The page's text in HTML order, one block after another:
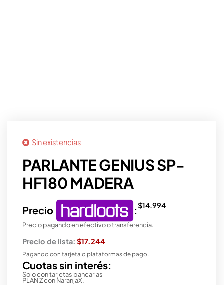
Sin existencias
PARLANTE GENIUS SP-
HF180 MADERA
Precio :$14.994
Precio pagando en efectivo o transferencia.
Precio de lista: $17.244
Pagando con tarjeta o plataformas de pago.
Cuotas sin interés:
Solo con tarjetas bancarias
PLAN Z con NaranjaX.